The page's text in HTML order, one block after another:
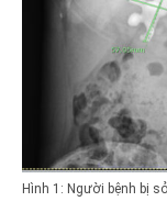
Hình 1: Người bệnh bị